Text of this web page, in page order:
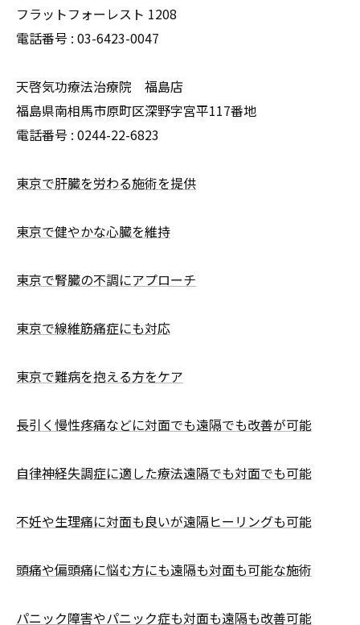
フラットフォーレスト 1208
電話番号 : 03-6423-0047
天啓気功療法治療院 福島店
福島県南相馬市原町区深野字宮平117番地
電話番号 : 0244-22-6823
東京で肝臓を労わる施術を提供
東京で健やかな心臓を維持
東京で腎臓の不調にアプローチ
東京で線維筋痛症にも対応
東京で難病を抱える方をケア
長引く慢性疼痛などに対面でも遠隔でも改善が可能
自律神経失調症に適した療法遠隔でも対面でも可能
不妊や生理痛に対面も良いが遠隔ヒーリングも可能
頭痛や偏頭痛に悩む方にも遠隔も対面も可能な施術
パニック障害やパニック症も対面も遠隔も改善可能